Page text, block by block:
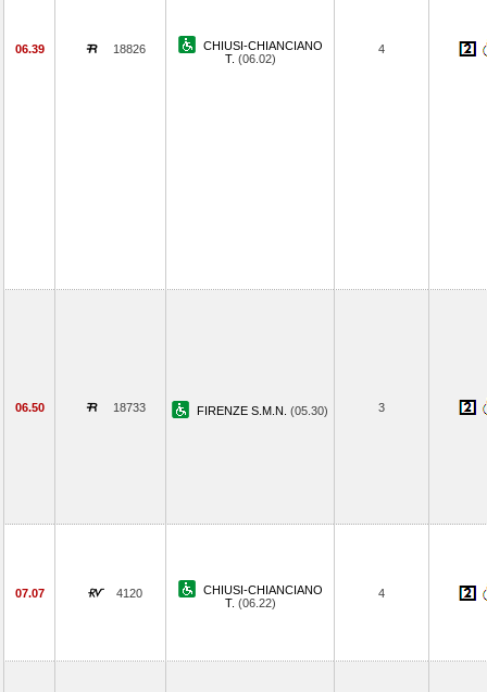
06.39 18826
CHIUSI-CHIANCIANO
T. (06.02)
4
06.50 18733 FIRENZE S.M.N. (05.30) 3
07.07 4120
CHIUSI-CHIANCIANO
T. (06.22)
4